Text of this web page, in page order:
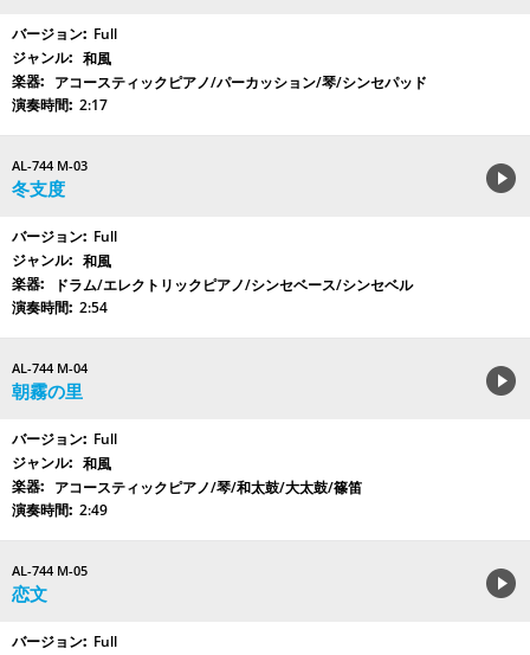
Full
和風
アコースティックピアノ/パーカッション/琴/シンセパッド
2:17
AL-744 M-03
冬支度
Full
和風
ドラム/エレクトリックピアノ/シンセベース/シンセベル
2:54
AL-744 M-04
朝霧の里
Full
和風
アコースティックピアノ/琴/和太鼓/大太鼓/篠笛
2:49
AL-744 M-05
恋文
Full